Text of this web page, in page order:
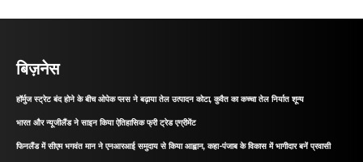
बिज़नेस
हॉर्मुज स्ट्रेट बंद होने के बीच ओपेक प्लस ने बढ़ाया तेल उत्पादन कोटा, कुवैत का कच्चा तेल निर्यात शून्य
भारत और न्यूजीलैंड ने साइन किया ऐतिहासिक फ्री ट्रेड एग्रीमेंट
फिनलैंड में सीएम भगवंत मान ने एनआरआई समुदाय से किया आह्वान, कहा-पंजाब के विकास में भागीदार बनें प्रवासी